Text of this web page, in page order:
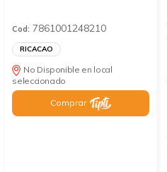
Cod: 7861001248210
RICACAO
No Disponible en local
seleccionado
Comprar